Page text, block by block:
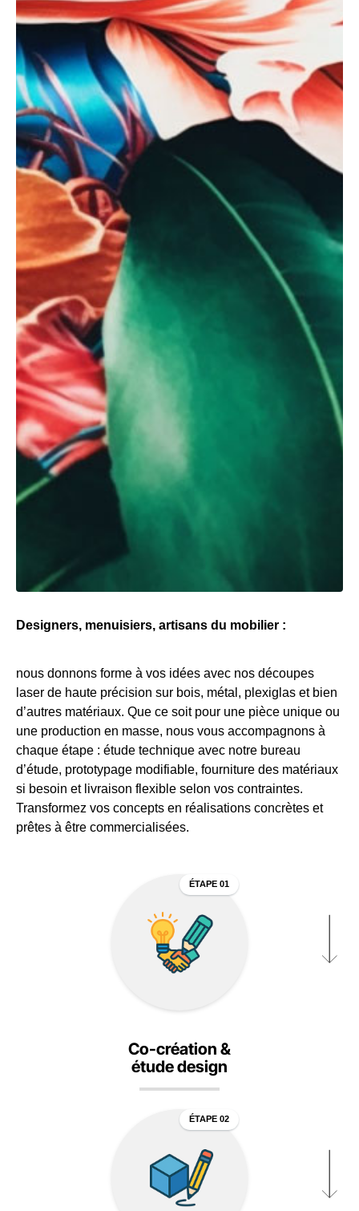
Designers, menuisiers, artisans du mobilier :
nous donnons forme à vos idées avec nos découpes
laser de haute précision sur bois, métal, plexiglas et bien
d’autres matériaux. Que ce soit pour une pièce unique ou
une production en masse, nous vous accompagnons à
chaque étape : étude technique avec notre bureau
d’étude, prototypage modifiable, fourniture des matériaux
si besoin et livraison flexible selon vos contraintes.
Transformez vos concepts en réalisations concrètes et
prêtes à être commercialisées.
Co-création &
étude design
ÉTAPE 01
ÉTAPE 02